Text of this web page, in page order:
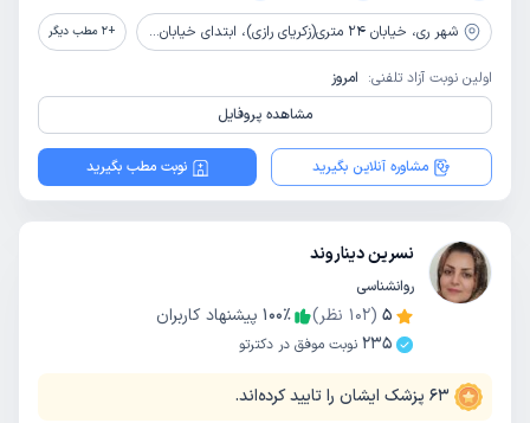
شهر ری، خیابان 24 متری(زکریای رازی)، ابتدای خیابان شهید نفری، ساختمان عقیق، واحد 19 +
2 مطب دیگر
اولین نوبت آزاد تلفنی: امروز
مشاهده پروفایل
مشاوره آنلاین بگیرید نوبت مطب بگیرید
نسرین دیناروند
روانشناسی
5
(
102 نظر) 100٪
پیشنهاد کاربران
235 نوبت موفق در دکترتو
63 پزشک ایشان را تایید کرده‌اند.